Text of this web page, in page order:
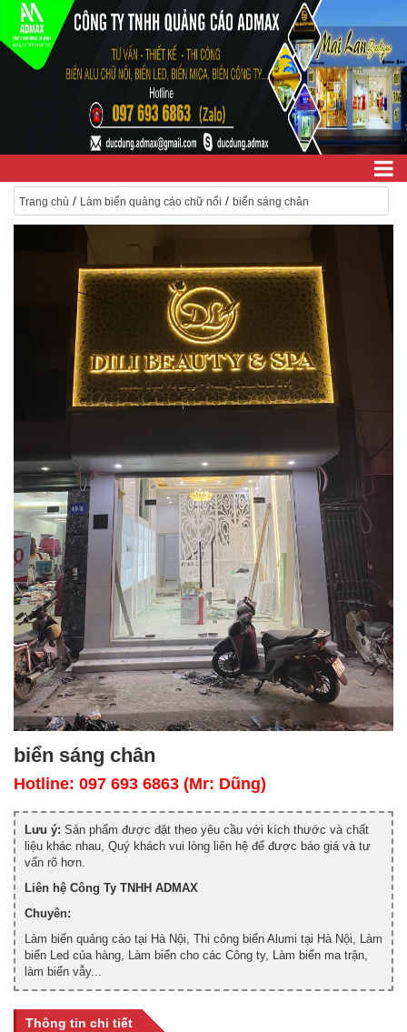
Trang chủ / Làm biển quảng cáo chữ nổi / biển sáng chân
biển sáng chân
Hotline: 097 693 6863 (Mr: Dũng)
Lưu ý: Sản phẩm được đặt theo yêu cầu với kích thước và chất
liệu khác nhau, Quý khách vui lòng liên hệ để được báo giá và tư
vấn rõ hơn.
Liên hệ Công Ty TNHH ADMAX
Chuyên:
Làm biển quảng cáo tại Hà Nội, Thi công biển Alumi tại Hà Nội, Làm
biển Led của hàng, Làm biển cho các Công ty, Làm biển ma trận,
làm biển vẫy...
Thông tin chi tiết